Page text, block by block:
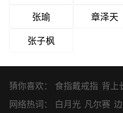
张瑜
章泽天
张子枫
猜你喜欢： 食指戴戒指 背上
避暑胜地
网络热词：
白月光 凡尔赛